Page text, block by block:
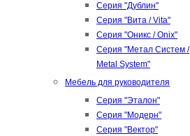
Серия "Дублин"
Серия "Вита / Vita"
Серия "Оникс / Onix"
Серия "Метал Систем /
Metal System"
Мебель для руководителя
Серия "Эталон"
Серия "Модерн"
Серия "Вектор"